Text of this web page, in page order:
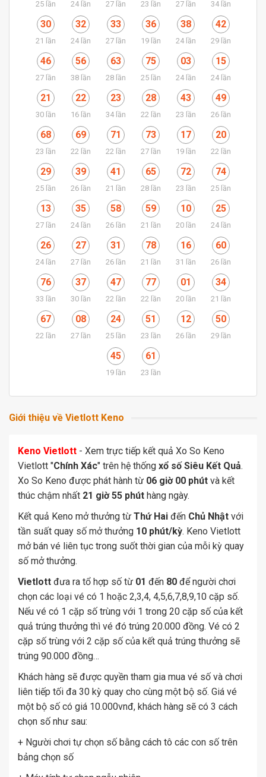
25 lần 24 lần 27 lần 23 lần 27 lần 34 lần
30
21 lần
32
24 lần
33
27 lần
36
19 lần
38
24 lần
42
29 lần
46
27 lần
56
38 lần
63
28 lần
75
25 lần
03
24 lần
15
24 lần
21
30 lần
22
16 lần
23
34 lần
28
22 lần
43
23 lần
49
26 lần
68
23 lần
69
22 lần
71
22 lần
73
27 lần
17
19 lần
20
22 lần
29
25 lần
39
26 lần
41
21 lần
65
28 lần
72
23 lần
74
25 lần
13
27 lần
35
24 lần
58
26 lần
59
21 lần
10
20 lần
25
24 lần
26
24 lần
27
27 lần
31
26 lần
78
21 lần
16
31 lần
60
26 lần
76
33 lần
37
30 lần
47
22 lần
77
22 lần
01
20 lần
34
21 lần
67
22 lần
08
27 lần
24
25 lần
51
23 lần
12
26 lần
50
29 lần
45
19 lần
61
23 lần
Giới thiệu về Vietlott Keno
Keno Vietlott - Xem trực tiếp kết quả Xo So Keno
Vietlott "Chính Xác" trên hệ thống xổ số Siêu Kết Quả.
Xo So Keno được phát hành từ 06 giờ 00 phút và kết
thúc chậm nhất 21 giờ 55 phút hàng ngày.
Kết quả Keno mở thưởng từ Thứ Hai đến Chủ Nhật với
tần suất quay số mở thưởng 10 phút/kỳ. Keno Vietlott
mở bán vé liên tục trong suốt thời gian của mỗi kỳ quay
số mở thưởng.
Vietlott đưa ra tổ hợp số từ 01 đến 80 để người chơi
chọn các loại vé có 1 hoặc 2,3,4, 4,5,6,7,8,9,10 cặp số.
Nếu vé có 1 cặp số trùng với 1 trong 20 cặp số của kết
quả trúng thưởng thì vé đó trúng 20.000 đồng. Vé có 2
cặp số trùng với 2 cặp số của kết quả trúng thưởng sẽ
trúng 90.000 đồng…
Khách hàng sẽ được quyền tham gia mua vé số và chơi
liên tiếp tối đa 30 kỳ quay cho cùng một bộ số. Giá vé
một bộ số có giá 10.000vnđ, khách hàng sẽ có 3 cách
chọn số như sau:
+ Người chơi tự chọn số bằng cách tô các con số trên
bảng chọn số